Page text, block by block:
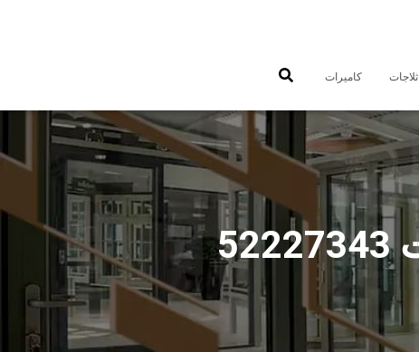
ثلاجات كاميرات
فني تركيب شتر يدوي وكهربائي الكويت 52227343